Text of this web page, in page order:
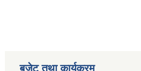
बजेट तथा कार्यक्रम